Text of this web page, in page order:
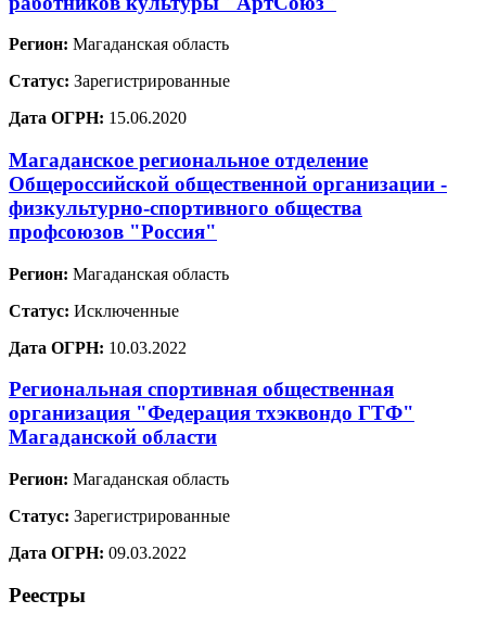
Регион: Магаданская область
Статус: Зарегистрированные
Дата ОГРН: 15.06.2020
Магаданское региональное отделение
Общероссийской общественной организации -
физкультурно-спортивного общества
профсоюзов "Россия"
Регион: Магаданская область
Статус: Исключенные
Дата ОГРН: 10.03.2022
Региональная спортивная общественная
организация "Федерация тхэквондо ГТФ"
Магаданской области
Регион: Магаданская область
Статус: Зарегистрированные
Дата ОГРН: 09.03.2022
Реестры